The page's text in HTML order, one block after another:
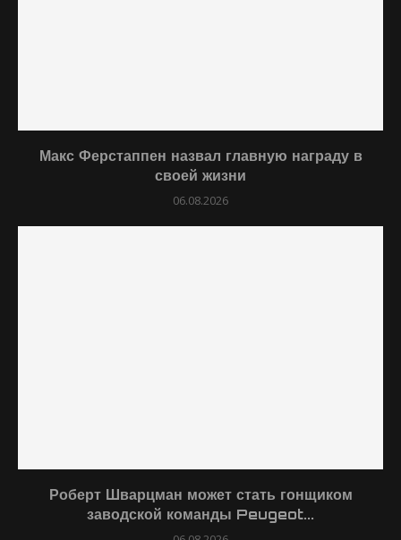
Макс Ферстаппен назвал главную награду в
своей жизни
06.08.2026
Роберт Шварцман может стать гонщиком
заводской команды Peugeot...